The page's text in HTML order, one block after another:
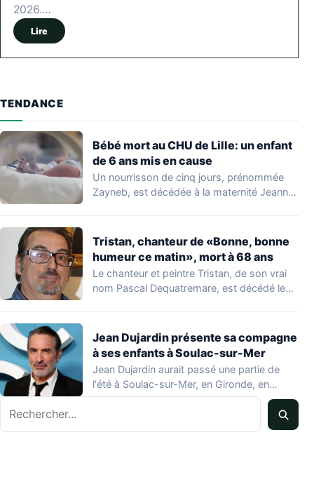
2026.…
Lire
TENDANCE
Bébé mort au CHU de Lille: un enfant
de 6 ans mis en cause
Un nourrisson de cinq jours, prénommée
Zayneb, est décédée à la maternité Jeanne
Tristan, chanteur de «Bonne, bonne
humeur ce matin», mort à 68 ans
Le chanteur et peintre Tristan, de son vrai
nom Pascal Dequatremare, est décédé le…
Jean Dujardin présente sa compagne
à ses enfants à Soulac-sur-Mer
Jean Dujardin aurait passé une partie de
l'été à Soulac-sur-Mer, en Gironde, en
compagnie…